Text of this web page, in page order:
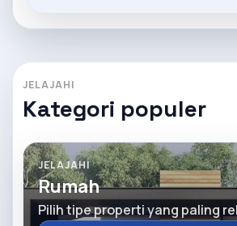
JELAJAHI
Kategori populer
JELAJAHI
Rumah
Pilih tipe properti yang paling